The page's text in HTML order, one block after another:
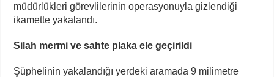
müdürlükleri görevlilerinin operasyonuyla gizlendiği
ikamette yakalandı.
Silah mermi ve sahte plaka ele geçirildi
Şüphelinin yakalandığı yerdeki aramada 9 milimetre